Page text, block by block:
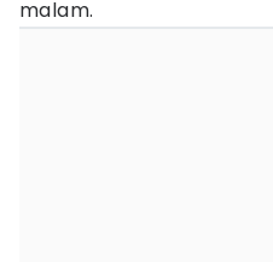
malam.